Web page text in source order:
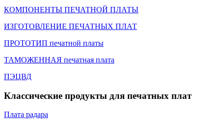
КОМПОНЕНТЫ ПЕЧАТНОЙ ПЛАТЫ
ИЗГОТОВЛЕНИЕ ПЕЧАТНЫХ ПЛАТ
ПРОТОТИП печатной платы
ТАМОЖЕННАЯ печатная плата
ПЭЦВД
Классические продукты для печатных плат
Плата радара